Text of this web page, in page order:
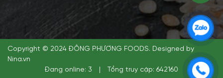
Copyright © 2024 ĐÔNG PHƯƠNG FOODS. Designed by
Nina.vn
Đang online: 3
Tổng truy cập: 642160